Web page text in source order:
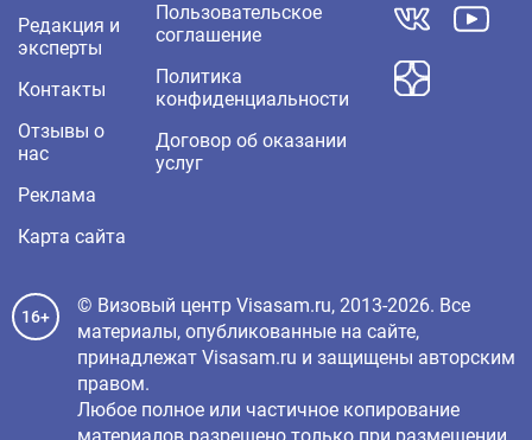
Редакция и
эксперты
Контакты
Отзывы о
нас
Реклама
Карта сайта
Пользовательское
соглашение
Политика
конфиденциальности
Договор об оказании
услуг
16+
© Визовый центр Visasam.ru, 2013-2026. Все
материалы, опубликованные на сайте,
принадлежат Visasam.ru и защищены авторским
правом.
Любое полное или частичное копирование